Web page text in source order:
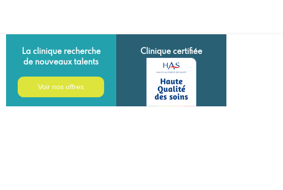
La clinique recherche
de nouveaux talents
Voir nos offres
Clinique certifiée